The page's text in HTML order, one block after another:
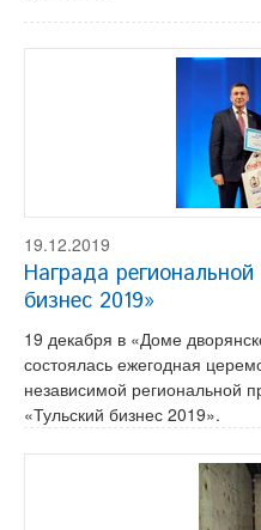
19.12.2019
Награда
бизнес 2019»
19 декабря в «Доме
состоялась ежегодная
независимой региональной
«Тульский бизнес 2019».